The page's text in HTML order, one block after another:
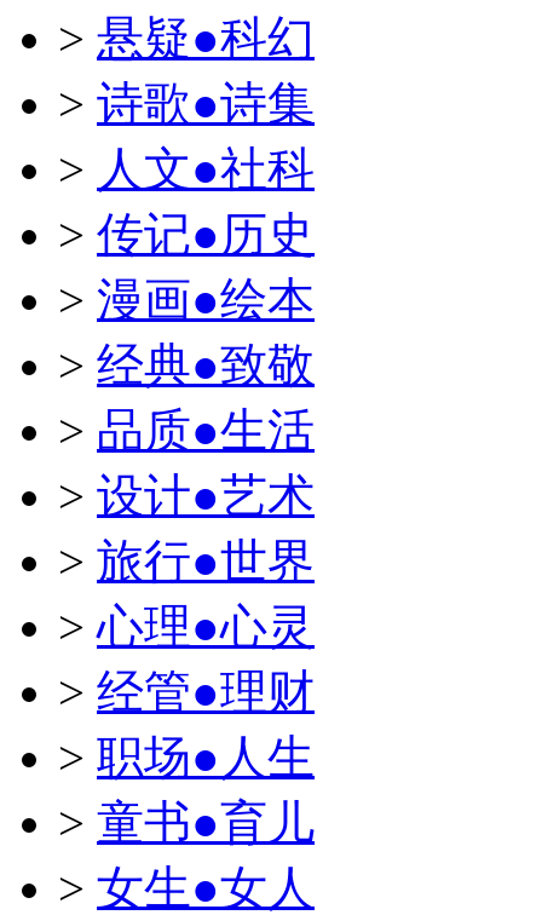
> 悬疑●科幻
> 诗歌●诗集
> 人文●社科
> 传记●历史
> 漫画●绘本
> 经典●致敬
> 品质●生活
> 设计●艺术
> 旅行●世界
>心理●心灵
> 经管●理财
> 职场●人生
> 童书●育儿
> 女生●女人